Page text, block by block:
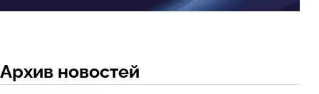
Архив новостей